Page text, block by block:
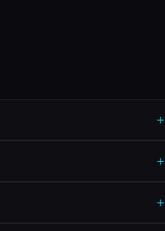
+
+
+